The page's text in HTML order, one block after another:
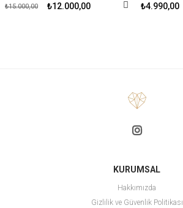
₺12.000,00
₺15.000,00 ₺4.990,00
KURUMSAL
Hakkımızda
Gizlilik ve Güvenlik Politikası